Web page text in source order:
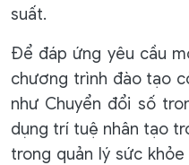
suất.
Để đáp ứng yêu cầu
chương trình đào tạo
như Chuyển đổi số
dụng trí tuệ nhân tạo
trong quản lý sức